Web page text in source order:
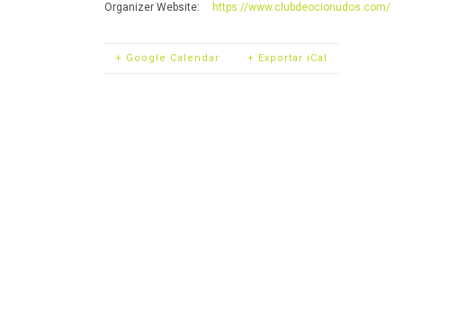
Organizer Website: https://www.clubdeocionudos.com/
+ Google Calendar + Exportar iCal